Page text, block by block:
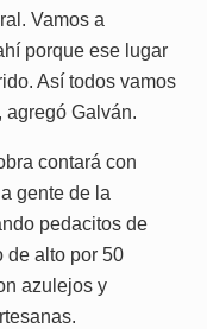
Vamos a
porque ese lugar
Así todos vamos
agregó Galván.
contará con
gente de la
pedacitos de
de alto por 50
azulejos y